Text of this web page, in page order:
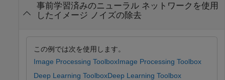
事前学習済みのニューラル ネットワークを使用
したイメージ ノイズの除去
この例では次を使用します。
Image Processing ToolboxImage Processing Toolbox
Deep Learning ToolboxDeep Learning Toolbox